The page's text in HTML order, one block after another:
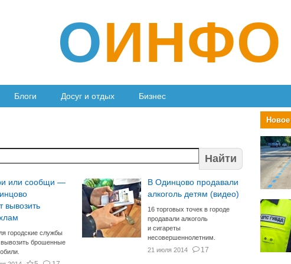
ОИНФО
Блоги Досуг и отдых Бизнес
Найти
или сообщи —
вывозить
городские службы
вывозить брошенные
В Одинцово продавали
алкоголь детям (видео)
16 торговых точек в городе
продавали алкоголь
и сигареты
несовершеннолетним.
21 июля 2014
17
Новое